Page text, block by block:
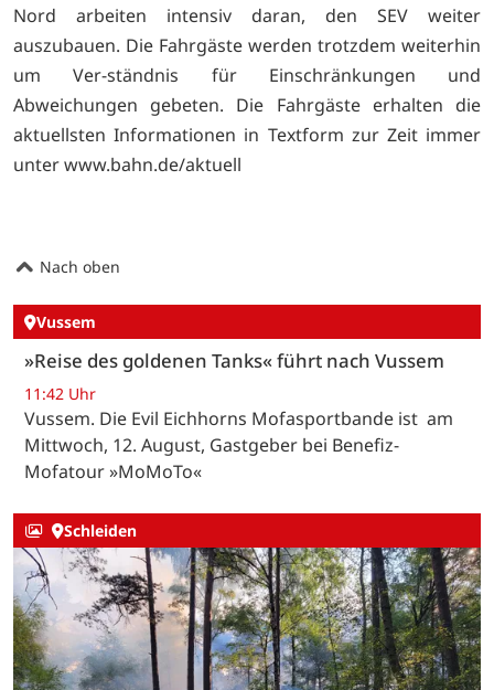
Nord arbeiten intensiv daran, den SEV weiter
auszubauen. Die Fahrgäste werden trotzdem weiterhin
um Ver-ständnis für Einschränkungen und
Abweichungen gebeten. Die Fahrgäste erhalten die
aktuellsten Informationen in Textform zur Zeit immer
unterwww.bahn.de/aktuell
Nach oben
Vussem
»Reise des goldenen Tanks« führt nach Vussem
11:42 Uhr
Vussem. Die Evil Eichhorns Mofasportbande ist am
Mittwoch, 12. August, Gastgeber bei Benefiz-
Mofatour »MoMoTo«
Schleiden